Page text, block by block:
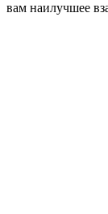
вам наилучшее